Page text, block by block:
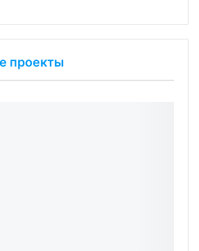
проекты